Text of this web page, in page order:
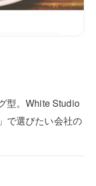
型。White Studio
で選びたい会社の